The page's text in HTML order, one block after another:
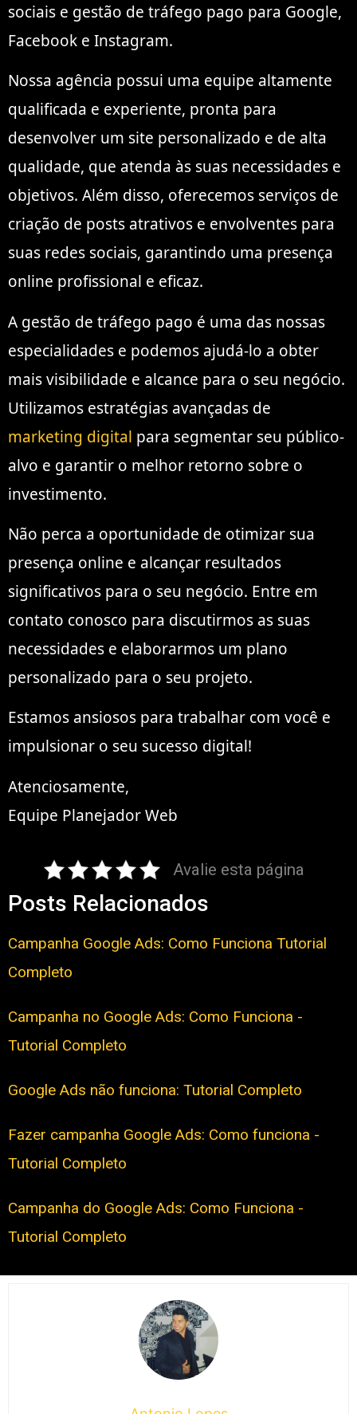
sociais e gestão de tráfego pago para Google,
Facebook e Instagram.
Nossa agência possui uma equipe altamente
qualificada e experiente, pronta para
desenvolver um site personalizado e de alta
qualidade, que atenda às suas necessidades e
objetivos. Além disso, oferecemos serviços de
criação de posts atrativos e envolventes para
suas redes sociais, garantindo uma presença
online profissional e eficaz.
A gestão de tráfego pago é uma das nossas
especialidades e podemos ajudá-lo a obter
mais visibilidade e alcance para o seu negócio.
Utilizamos estratégias avançadas de
marketing digital para segmentar seu público-
alvo e garantir o melhor retorno sobre o
investimento.
Não perca a oportunidade de otimizar sua
presença online e alcançar resultados
significativos para o seu negócio. Entre em
contato conosco para discutirmos as suas
necessidades e elaborarmos um plano
personalizado para o seu projeto.
Estamos ansiosos para trabalhar com você e
impulsionar o seu sucesso digital!
Atenciosamente,
Equipe Planejador Web
Avalie esta página
Posts Relacionados
Campanha Google Ads: Como Funciona Tutorial
Completo
Campanha no Google Ads: Como Funciona -
Tutorial Completo
Google Ads não funciona: Tutorial Completo
Fazer campanha Google Ads: Como funciona -
Tutorial Completo
Campanha do Google Ads: Como Funciona -
Tutorial Completo